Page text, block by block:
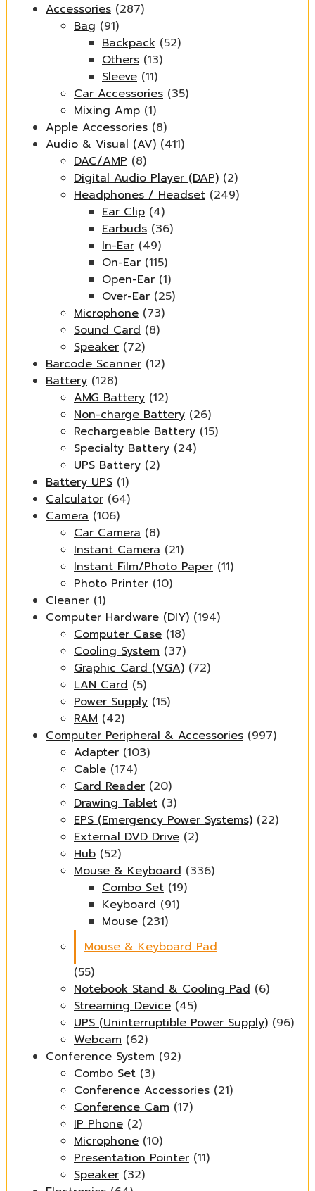
Accessories (287)
Bag (91)
Backpack (52)
Others (13)
Sleeve (11)
Car Accessories (35)
Mixing Amp (1)
Apple Accessories (8)
Audio & Visual (AV) (411)
DAC/AMP (8)
Digital Audio Player (DAP) (2)
Headphones / Headset (249)
Ear Clip (4)
Earbuds (36)
In-Ear (49)
On-Ear (115)
Open-Ear (1)
Over-Ear (25)
Microphone (73)
Sound Card (8)
Speaker (72)
Barcode Scanner (12)
Battery (128)
AMG Battery (12)
Non-charge Battery (26)
Rechargeable Battery (15)
Specialty Battery (24)
UPS Battery (2)
Battery UPS (1)
Calculator (64)
Camera (106)
Car Camera (8)
Instant Camera (21)
Instant Film/Photo Paper (11)
Photo Printer (10)
Cleaner (1)
Computer Hardware (DIY) (194)
Computer Case (18)
Cooling System (37)
Graphic Card (VGA) (72)
LAN Card (5)
Power Supply (15)
RAM (42)
Computer Peripheral & Accessories (997)
Adapter (103)
Cable (174)
Card Reader (20)
Drawing Tablet (3)
EPS (Emergency Power Systems) (22)
External DVD Drive (2)
Hub (52)
Mouse & Keyboard (336)
Combo Set (19)
Keyboard (91)
Mouse (231)
Mouse & Keyboard Pad
(55)
Notebook Stand & Cooling Pad (6)
Streaming Device (45)
UPS (Uninterruptible Power Supply) (96)
Webcam (62)
Conference System (92)
Combo Set (3)
Conference Accessories (21)
Conference Cam (17)
IP Phone (2)
Microphone (10)
Presentation Pointer (11)
Speaker (32)